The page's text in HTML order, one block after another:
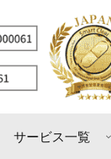
サービス一覧